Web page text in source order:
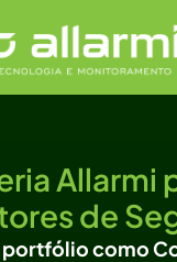
Allarmi
de
portfólio como